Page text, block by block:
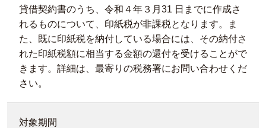
貸借契約書のうち、令和４年３月31 日までに作成さ
れるものについて、印紙税が非課税となります。ま
た、既に印紙税を納付している場合には、その納付さ
れた印紙税額に相当する金額の還付を受けることがで
きます。詳細は、最寄りの税務署にお問い合わせくだ
さい。
対象期間